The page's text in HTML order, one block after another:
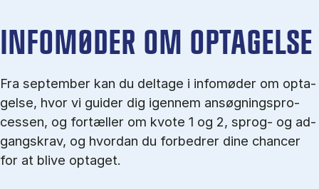
IN­FO­MØ­DER OM OP­TA­GEL­SE
Fra september kan du del­tage i in­fo­mø­der om op­ta­
gel­se, hvor vi gu­i­der dig igen­nem an­søg­nings­pro­
ces­sen, og for­tæl­ler om kvo­te 1 og 2, sprog- og ad­
gangs­krav, og hvordan du forbedrer dine chancer
for at blive optaget.